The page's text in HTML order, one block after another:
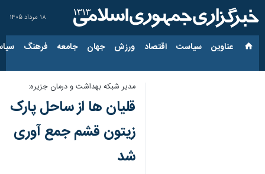
۱۸ مرداد ۱۴۰۵
عناوین‌ سیاست اقتصاد ورزش جهان جامعه فرهنگ
مدیر شبکه بهداشت و درمان جزیره:
قلیان ها از ساحل پارک
زیتون قشم جمع آوری
شد